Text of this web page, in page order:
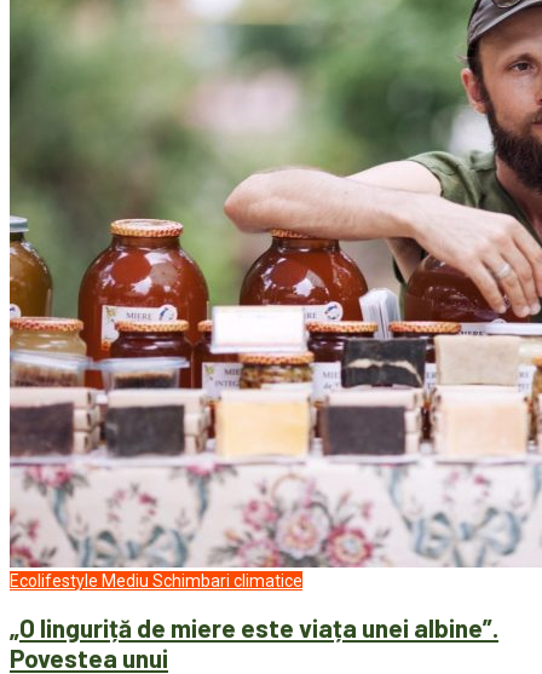
Ecolifestyle Mediu Schimbari climatice
„O linguriță de miere este viața unei albine”.
Povestea unui